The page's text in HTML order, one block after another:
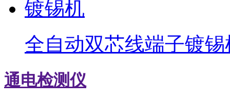
全自动双芯线端子镀锡
通电检测仪